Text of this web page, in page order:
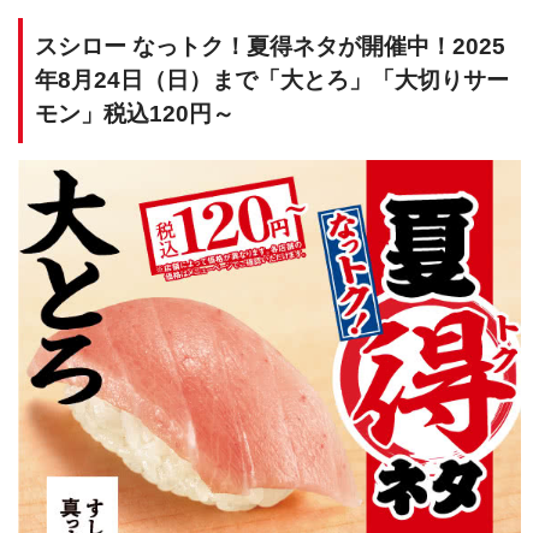
スシロー なっトク！夏得ネタが開催中！2025
年8月24日（日）まで「大とろ」「大切りサー
モン」税込120円～